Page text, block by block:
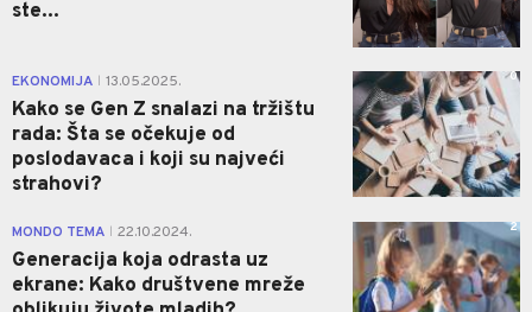
ste...
EKONOMIJA 13.05.2025.
Kako se Gen Z snalazi na tržištu
rada: Šta se očekuje od
poslodavaca i koji su najveći
strahovi?
0
MONDO TEMA 22.10.2024.
Generacija koja odrasta uz
ekrane: Kako društvene mreže
2